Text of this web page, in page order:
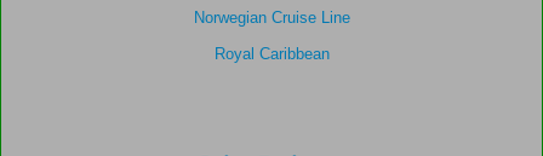
Norwegian Cruise Line
Royal Caribbean